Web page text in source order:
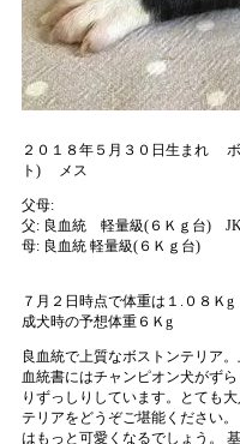
２０１８年５月３０日生まれ
ボ
ト)
メス
父母:
父: 良血統 軽量級(６Ｋｇ台)
母: 良血統 軽量級(６Ｋｇ台)
７月２日時点で体重は１.０８Ｋg
成犬時の予想体重６Ｋg
良血統で上質なボストンテリア
血統書にはチャンピオン犬がず
りずっしりしています。とても
テリアをどうぞご堪能ください
はもっと可愛くなるでしょう。